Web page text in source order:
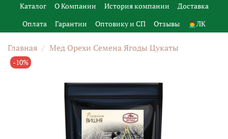
Каталог О Компании История компании
Доставка
Оплата
Гарантии Оптовику и СП Отзывы 🙍‍♂️ЛК
Главная Мед Орехи Семена Ягоды Цукаты
-10%